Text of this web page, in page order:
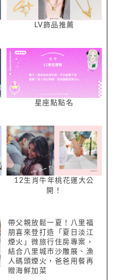
LV飾品推薦
星座點點名
12生肖牛年桃花運大公
開！
帶父親放鬆一夏！八里福
朋喜來登打造「夏日淡江
煙火」微旅行住房專案，
結合八里城市沙雕展、漁
人碼頭煙火，爸爸用餐再
贈海鮮加菜